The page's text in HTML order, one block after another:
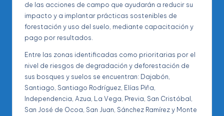
de las acciones de campo que ayudarán a reducir su
impacto y a implantar prácticas sostenibles de
forestación y uso del suelo, mediante capacitación y
pago por resultados.
Entre las zonas identificadas como prioritarias por el
nivel de riesgos de degradación y deforestación de
sus bosques y suelos se encuentran: Dajabón,
Santiago, Santiago Rodríguez, Elías Piña,
Independencia, Azua, La Vega, Previa, San Cristóbal,
San José de Ocoa, San Juan, Sánchez Ramírez y Monte